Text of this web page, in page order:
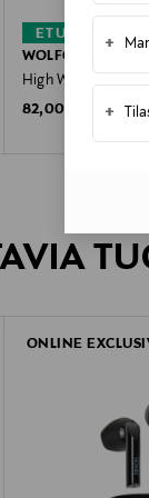
+
+
WOLFORD
High Waist -
Original Price
82,00 €
ONLINE